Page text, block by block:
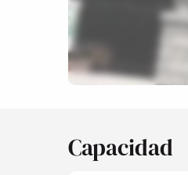
Capacidad